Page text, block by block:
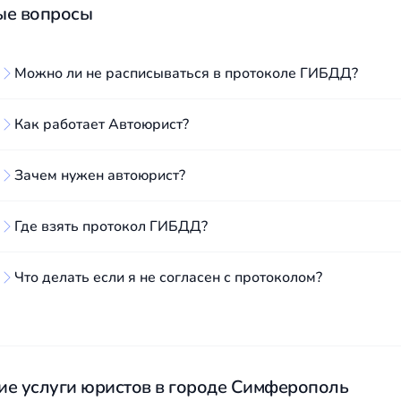
ли ездить до суда
момента вступления решения суда в законную силу
оценить шансы на успех
вопросы
Можно ли не расписываться в протоколе ГИБДД?
Как работает Автоюрист?
Зачем нужен автоюрист?
Где взять протокол ГИБДД?
Что делать если я не согласен с протоколом?
услуги юристов в городе Симферополь